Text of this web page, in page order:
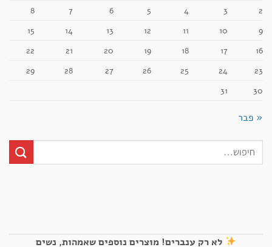
2
3
4
5
6
7
8
9
10
11
12
13
14
15
16
17
18
19
20
21
22
23
24
25
26
27
28
29
30
31
« פבר
לא רק ענברים! מוצרים נוספים שאמהות, נשים